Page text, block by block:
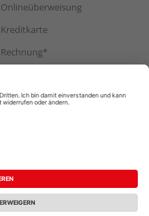
Onlineüberweisung
Kreditkarte
Rechnung*
Versand
Widerruf
Datenschutz
Vertrag widerrufen